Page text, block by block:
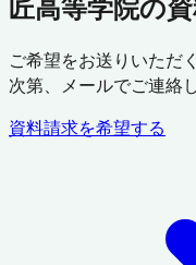
匠高等学院の
ご希望をお送りいただ
次第、メールでご連絡
資料請求を希望する